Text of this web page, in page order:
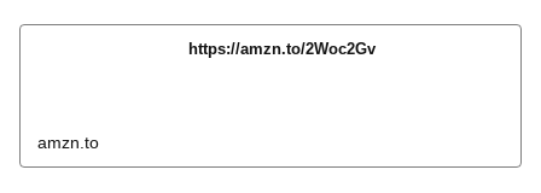
https://amzn.to/2Woc2Gv
amzn.to